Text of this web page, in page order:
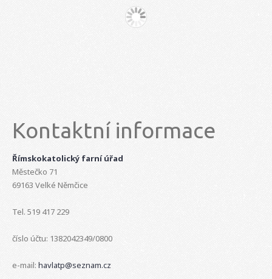
Kontaktní informace
Římskokatolický farní úřad
Městečko 71
69163 Velké Němčice
Tel. 519 417 229
číslo účtu: 1382042349/0800
e-mail: havlatp@seznam.cz